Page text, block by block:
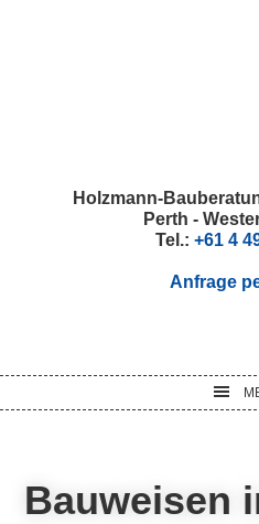
Holzmann-
Perth -
Tel.: +61 4
Anfrage
Bauweisen